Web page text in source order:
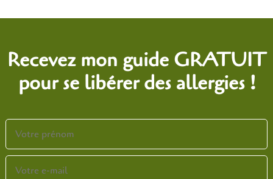
Recevez mon guide GRATUIT
pour se libérer des allergies !